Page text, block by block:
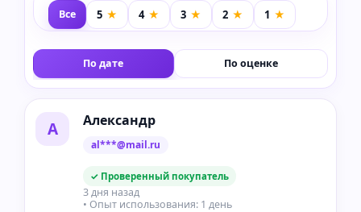
Все
По дате По оценке
А Александр
al***@mail.ru
✓ Проверенный покупатель
3 дня назад
• Опыт использования: 1 день